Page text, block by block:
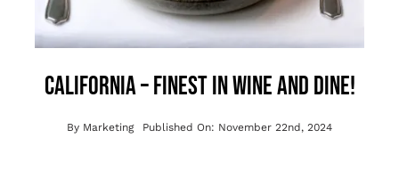
California – Finest in Wine and Dine!
By Marketing Published On: November 22nd, 2024